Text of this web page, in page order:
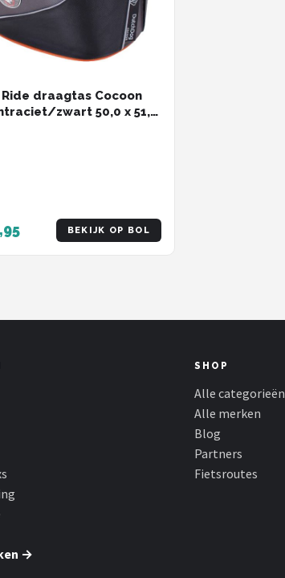
Ride draagtas Cocoon
zwart 50,0 x 51,5
BEKIJK OP BOL
→
SHOP
Alle categorieën
Alle merken
Blog
Partners
Fietsroutes